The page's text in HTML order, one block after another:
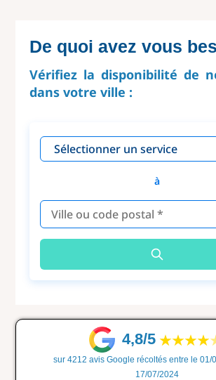
De quoi avez vous
Vérifiez la disponibilité de
dans votre ville :
à
4,8/5
sur 4212 avis Google récoltés entre le 01/
17/07/2024